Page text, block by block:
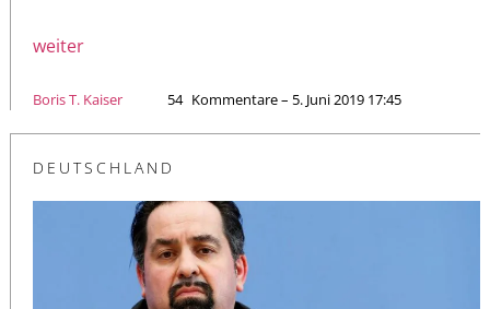
weiter
Boris T. Kaiser 54 Kommentare – 5. Juni 2019 17:45
DEUTSCHLAND